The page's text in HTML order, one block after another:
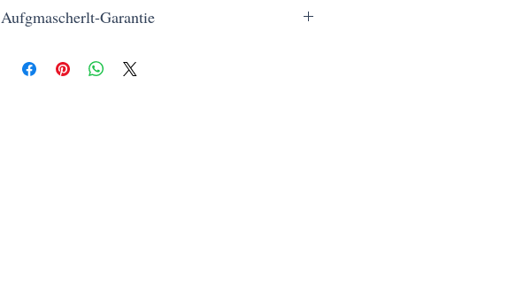
Kerstin Siegert
info@mascherl.at
Aufgmascherlt-Garantie
Werktagen, sichere Bezahlung und ein Service, der wirklich